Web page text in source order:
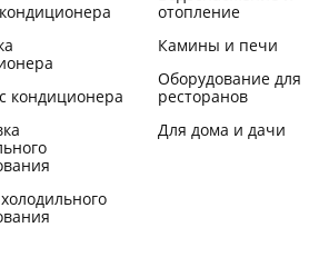
кондиционера
отопление
Камины и печи
Оборудование для
ресторанов
Для дома и дачи